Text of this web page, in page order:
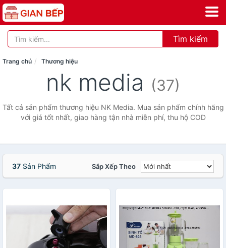
Tìm kiếm
Trang chủ Thương hiệu
nk media (37)
Tất cả sản phẩm thương hiệu NK Media. Mua sản phẩm chính hãng
với giá tốt nhất, giao hàng tận nhà miễn phí, thu hộ COD
37 Sản Phẩm Sắp Xếp Theo